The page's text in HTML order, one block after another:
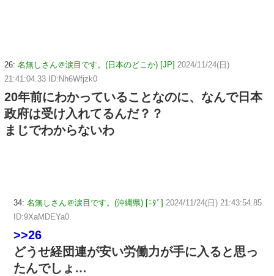
26: 名無しさん＠涙目です。(日本のどこか) [JP] 2024/11/24(日)
21:41:04.33 ID:Nh6Wfjzk0
20年前にわかっていることなのに、なんで日本
政府は受け入れてるんだ？？
まじでわからないわ
34: 名無しさん＠涙目です。(沖縄県) [ﾆﾀﾞ] 2024/11/24(日) 21:43:54.85
ID:9XaMDEYa0
>>26
どうせ経団連が安い労働力が手に入ると思っ
たんでしょ…